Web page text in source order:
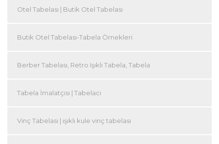
Otel Tabelası | Butik Otel Tabelası
Butik Otel Tabelası-Tabela Örnekleri
Berber Tabelası, Retro Işıklı Tabela, Tabela
Tabela İmalatçısı | Tabelacı
Vinç Tabelası | ışıklı kule vinç tabelası